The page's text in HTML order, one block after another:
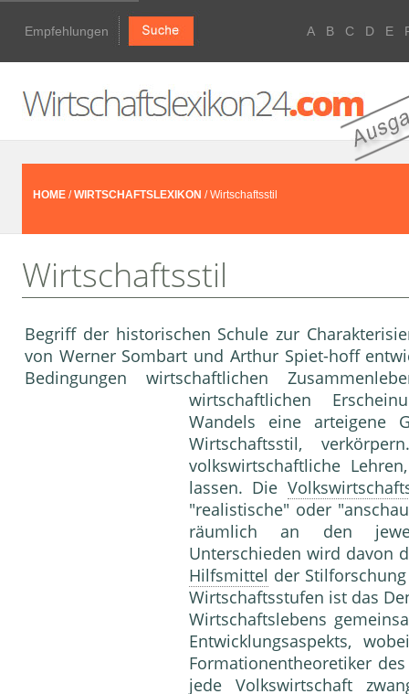
Empfehlungen A B C D E
HOME /WIRTSCHAFTSLEXIKON / Wirtschaftsstil
Wirtschaftsstil
Begriff der historischen Schule zur
von Werner Sombart und Arthur Spiet-hoff
Bedingungen wirtschaftlichen
wirtschaftlichen
Wandels eine arteigene
Wirtschaftsstil,
volkswirtschaftliche
lassen. Die
"realistische" oder
räumlich an den
Unterschieden wird davon
Hilfsmittel der
Wirtschaftsstufen ist das
Wirtschaftslebens
Entwicklungsaspekts,
Formationentheoretiker
jedeVolkswirtschaft